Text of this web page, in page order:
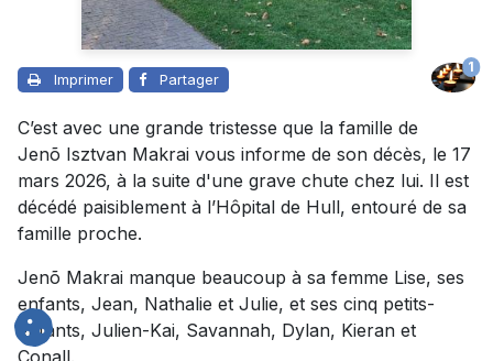
Imprimer Partager
1
C’est avec une grande tristesse que la famille de
Jenõ Isztvan Makrai vous informe de son décès, le 17
mars 2026, à la suite d'une grave chute chez lui. Il est
décédé paisiblement à l’Hôpital de Hull, entouré de sa
famille proche.
Jenõ Makrai manque beaucoup à sa femme Lise, ses
enfants, Jean, Nathalie et Julie, et ses cinq petits-
enfants, Julien-Kai, Savannah, Dylan, Kieran et